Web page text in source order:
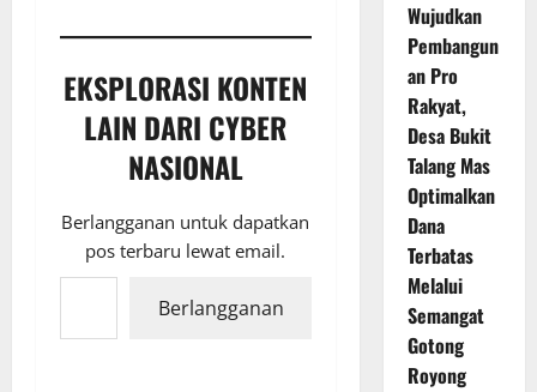
EKSPLORASI KONTEN
LAIN DARI CYBER
NASIONAL
Berlangganan untuk dapatkan
pos terbaru lewat email.
Ketikkan email Anda...
Berlangganan
Wujudkan
Pembangun
an Pro
Rakyat,
Desa Bukit
Talang Mas
Optimalkan
Dana
Terbatas
Melalui
Semangat
Gotong
Royong